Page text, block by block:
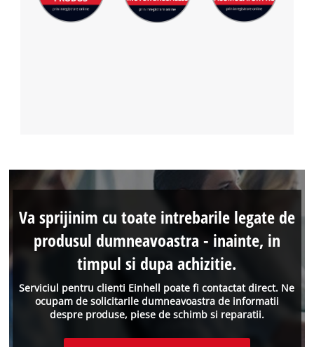
Serviciul pentru clienti Einhell poate fi contactat direct. Ne
ocupam de solicitarile dumneavoastra de informatii
despre produse, piese de schimb si reparatii.
Va sprijinim cu toate intrebarile legate de
produsul dumneavoastra - inainte, in
timpul si dupa achizitie.